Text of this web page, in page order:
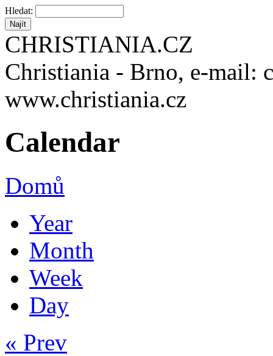
Hledat:
CHRISTIANIA.CZ
Christiania - Brno, e-mail:
www.christiania.cz
Calendar
Domů
Year
Month
Week
Day
« Prev